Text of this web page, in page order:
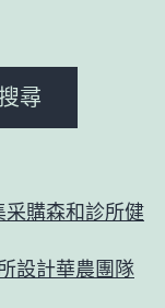
搜尋
購森和診所健
設計華農團隊